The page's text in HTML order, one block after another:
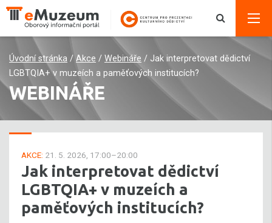
Úvodní stránka / Akce / Webináře / Jak interpretovat dědictví
LGBTQIA+ v muzeích a paměťových institucích?
WEBINÁŘE
AKCE: 21. 5. 2026, 17:00–20:00
Jak interpretovat dědictví
LGBTQIA+ v muzeích a
paměťových institucích?